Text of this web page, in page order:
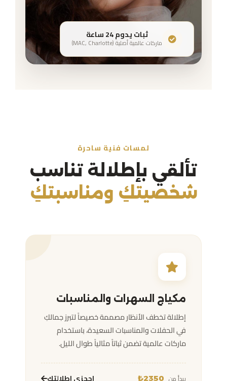
ثبات يدوم 24 ساعة
ماركات عالمية أصلية (MAC, Charlotte)
لمسات فنية ساحرة
تألقي بإطلالة تناسب
شخصيتكِ ومناسبتكِ
مكياج السهرات والمناسبات
إطلالة تخطف الأنظار مصممة خصيصاً لتبرز جمالكِ
في الحفلات والمناسبات السعيدة، باستخدام
ماركات عالمية تضمن ثباتاً مثالياً طوال الليل.
احجزي إطلالتك